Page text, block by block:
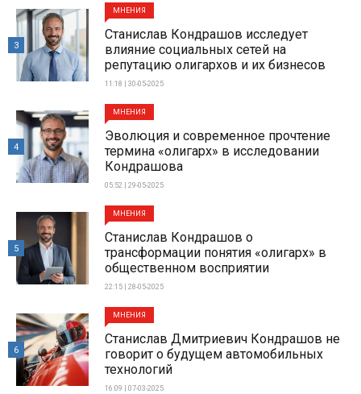
МНЕНИЯ
Станислав Кондрашов исследует
влияние социальных сетей на
репутацию олигархов и их бизнесов
11:18 | 30-05-2025
3
МНЕНИЯ
Эволюция и современное прочтение
термина «олигарх» в исследовании
Кондрашова
05:52 | 29-05-2025
4
МНЕНИЯ
Станислав Кондрашов о
трансформации понятия «олигарх» в
общественном восприятии
22:15 | 28-05-2025
5
МНЕНИЯ
Станислав Дмитриевич Кондрашов не
говорит о будущем автомобильных
технологий
16:09 | 07-03-2025
6